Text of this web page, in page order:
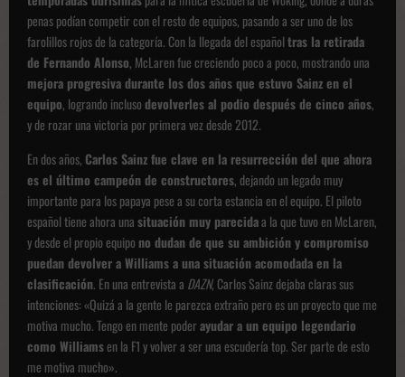
penas podían competir con el resto de equipos, pasando a ser uno de los
farolillos rojos de la categoría. Con la llegada del españoltras la retirada
de Fernando Alonso, McLaren fue creciendo poco a poco, mostrando una
mejora progresiva durante los dos años que estuvo Sainz en el
equipo, logrando inclusodevolverles al podio después de cinco años,
y de rozar una victoria por primera vez desde 2012.
En dos años, Carlos Sainz fue clave en la resurrección del que ahora
es el último campeón de constructores, dejando un legado muy
importante para los papaya pese a su corta estancia en el equipo. El piloto
español tiene ahora unasituación muy parecidaa la que tuvo en McLaren,
y desde el propio equipo no dudan de que su ambición y compromiso
puedan devolver a Williams a una situación acomodada en la
clasificación. En una entrevista a DAZN, Carlos Sainz dejaba claras sus
intenciones: «Quizá a la gente le parezca extraño pero es un proyecto que me
motiva mucho. Tengo en mente poderayudar a un equipo legendario
como Williamsen la F1 y volver a ser una escudería top. Ser parte de esto
me motiva mucho».